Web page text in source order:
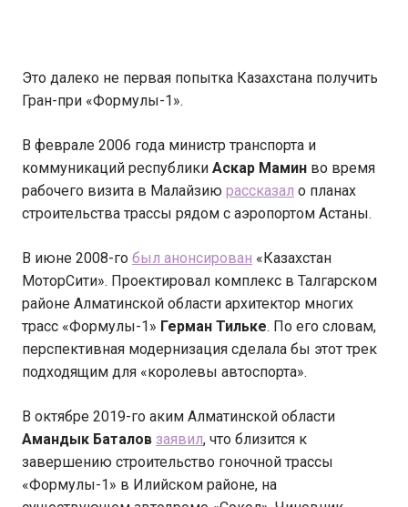
Это далеко не первая попытка Казахстана получить
Гран-при «Формулы-1».
В феврале 2006 года министр транспорта и
коммуникаций республики Аскар Мамин во время
рабочего визита в Малайзию рассказал о планах
строительства трассы рядом с аэропортом Астаны.
В июне 2008-го был анонсирован «Казахстан
МоторСити». Проектировал комплекс в Талгарском
районе Алматинской области архитектор многих
трасс «Формулы-1» Герман Тильке. По его словам,
перспективная модернизация сделала бы этот трек
подходящим для «королевы автоспорта».
В октябре 2019-го аким Алматинской области
Амандык Баталов заявил, что близится к
завершению строительство гоночной трассы
«Формулы-1» в Илийском районе, на